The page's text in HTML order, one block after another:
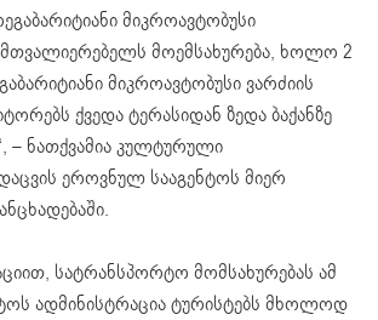
მიკროავტობუსი
მოემსახურება, ხოლო 2
მიკროავტობუსი ვარძიის
ქვედა ტერასიდან ზედა ბაქანზე
– ნათქვამია კულტურული
ეროვნულ სააგენტოს მიერ
სატრანსპორტო მომსახურებას ამ
ადმინისტრაცია ტურისტებს მხოლოდ